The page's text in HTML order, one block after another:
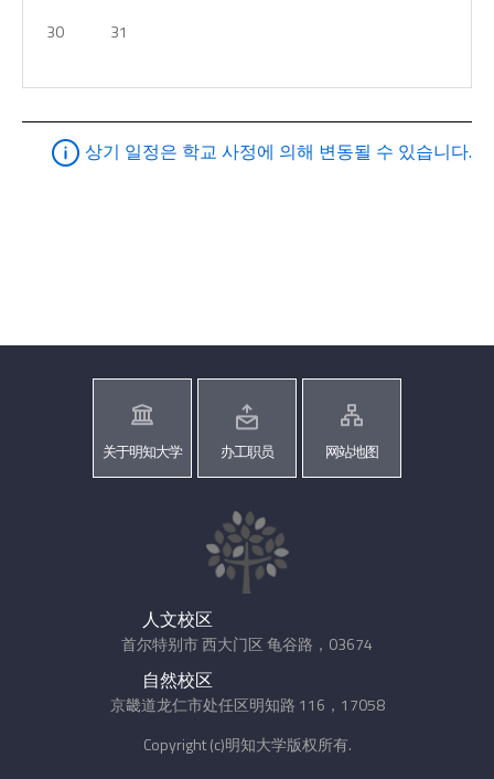
30
31
상기 일정은 학교 사정에 의해 변동될 수 있습니다.
关于明知大学 办工职员 网站地图
人文校区
首尔特别市 西大门区 龟谷路，03674
自然校区
京畿道龙仁市处任区明知路 116，17058
Copyright (c)明知大学版权所有.